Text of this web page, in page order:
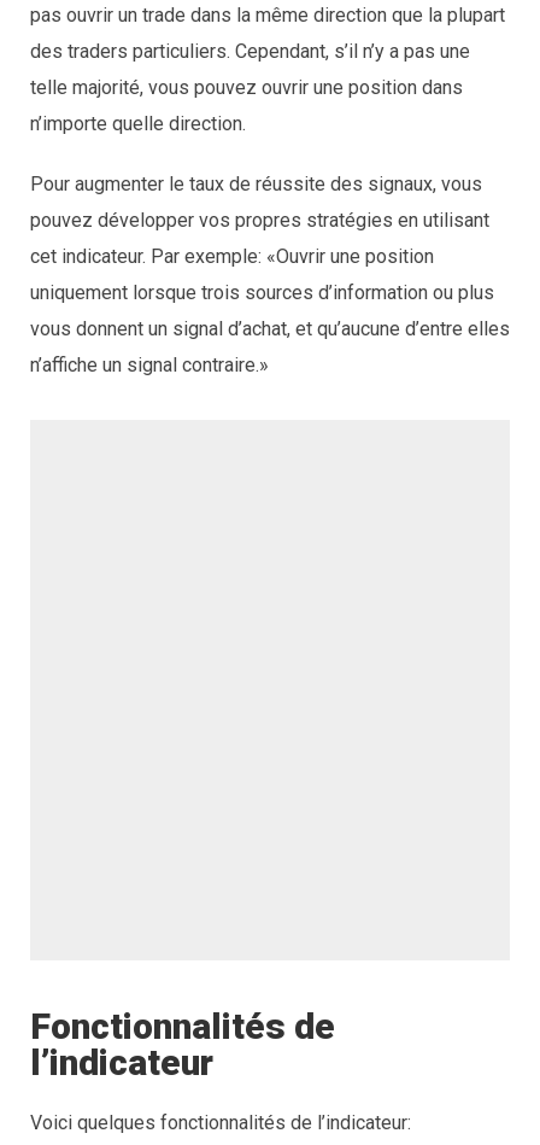
pas ouvrir un trade dans la même direction que la plupart
des traders particuliers. Cependant, s’il n’y a pas une
telle majorité, vous pouvez ouvrir une position dans
n’importe quelle direction.
Pour augmenter le taux de réussite des signaux, vous
pouvez développer vos propres stratégies en utilisant
cet indicateur. Par exemple: «Ouvrir une position
uniquement lorsque trois sources d’information ou plus
vous donnent un signal d’achat, et qu’aucune d’entre elles
n’affiche un signal contraire.»
Fonctionnalités de
l’indicateur
Voici quelques fonctionnalités de l’indicateur: